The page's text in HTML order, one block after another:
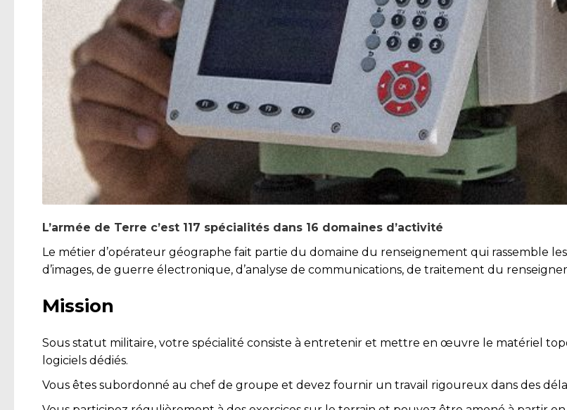
L’armée de Terre c’est 117 spécialités dans 16 domaines d’activité
Le métier d’opérateur géographe fait partie du domaine du renseignement qui rassemble
d’images, de guerre électronique, d’analyse de communications, de traitement du
Mission
Sous statut militaire, votre spécialité consiste à entretenir et mettre en œuvre le matériel
logiciels dédiés.
Vous êtes subordonné au chef de groupe et devez fournir un travail rigoureux dans des